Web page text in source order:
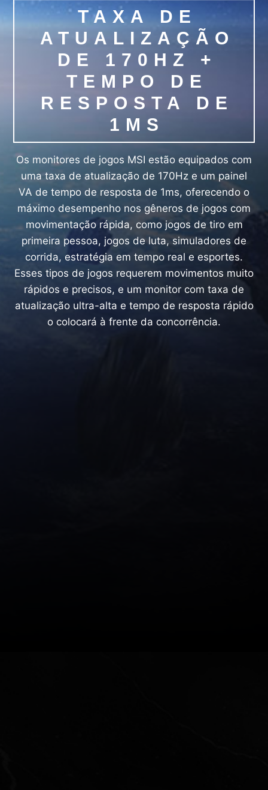
TAXA DE
ATUALIZAÇÃO
DE 170HZ +
TEMPO DE
RESPOSTA DE
1MS
Os monitores de jogos MSI estão equipados com
uma taxa de atualização de 170Hz e um painel
VA de tempo de resposta de 1ms, oferecendo o
máximo desempenho nos gêneros de jogos com
movimentação rápida, como jogos de tiro em
primeira pessoa, jogos de luta, simuladores de
corrida, estratégia em tempo real e esportes.
Esses tipos de jogos requerem movimentos muito
rápidos e precisos, e um monitor com taxa de
atualização ultra-alta e tempo de resposta rápido
o colocará à frente da concorrência.